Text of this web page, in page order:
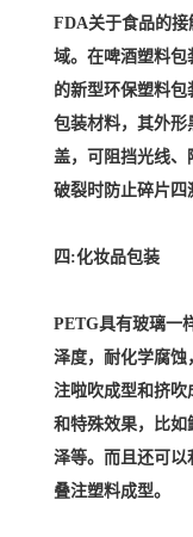
FDA关于食品的
域。在啤酒塑料
的新型环保塑料包
包装材料，其外形
盖，可阻挡光线
破裂时防止碎片四
四:化妆品包装
PETG具有玻璃一
泽度，耐化学腐蚀
注啦吹成型和挤吹
和特殊效果，比如
泽等。而且还可以
叠注塑料成型。